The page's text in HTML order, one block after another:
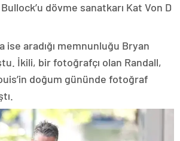
dövme sanatkarı Kat Von D
ise aradığı memnunluğu Bryan
İkili, bir fotoğrafçı olan Randall,
doğum gününde fotoğraf